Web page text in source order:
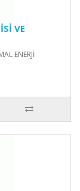
VE
ENERJİ